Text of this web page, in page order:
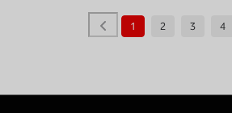
1 2 3 4